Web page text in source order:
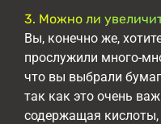
3. Можно ли
Вы, конечно же,
прослужили много-
что вы выбрали
так как это очень
содержащая